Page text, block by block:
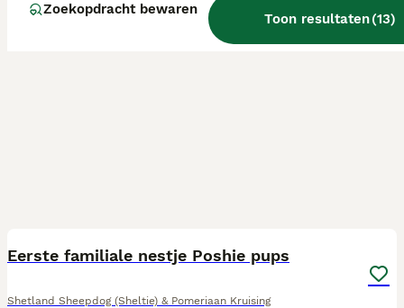
Zoekopdracht bewaren
Toon resultaten(13)
Eerste familiale nestje Poshie pups
Shetland Sheepdog (Sheltie) & Pomeriaan Kruising